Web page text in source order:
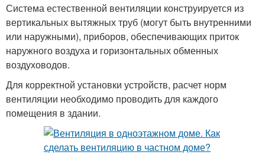
Система естественной вентиляции конструируется из
вертикальных вытяжных труб (могут быть внутренними
или наружными), приборов, обеспечивающих приток
наружного воздуха и горизонтальных обменных
воздуховодов.
Для корректной установки устройств, расчет норм
вентиляции необходимо проводить для каждого
помещения в здании.